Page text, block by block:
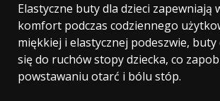
Elastyczne buty dla dzieci zapewniają
komfort podczas codziennego
miękkiej i elastycznej podeszwie,
się do ruchów stopy dziecka, co
powstawaniu otarć i bólu stóp.